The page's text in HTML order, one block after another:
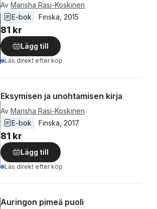
Av Marisha Rasi-Koskinen
E-bok
Finska 2015
81 kr
Lägg till
Läs direkt efter köp
Eksymisen ja unohtamisen kirja
Av Marisha Rasi-Koskinen
E-bok
Finska, 2017
81 kr
Lägg till
Läs direkt efter köp
Auringon pimeä puoli